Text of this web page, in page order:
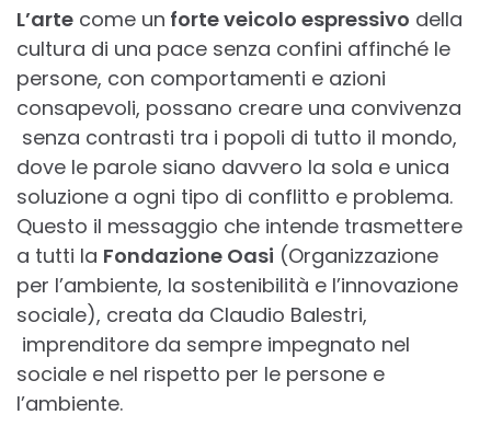
L’arte come un forte veicolo espressivo della
cultura di una pace senza confini affinché le
persone, con comportamenti e azioni
consapevoli, possano creare una convivenza
senza contrasti tra i popoli di tutto il mondo,
dove le parole siano davvero la sola e unica
soluzione a ogni tipo di conflitto e problema.
Questo il messaggio che intende trasmettere
a tutti la Fondazione Oasi (Organizzazione
per l’ambiente, la sostenibilità e l’innovazione
sociale), creata da Claudio Balestri,
imprenditore da sempre impegnato nel
sociale e nel rispetto per le persone e
l’ambiente.